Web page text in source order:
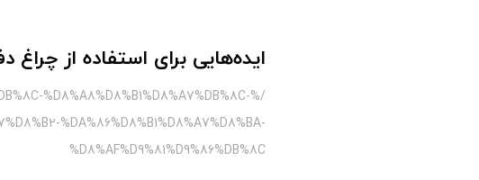
ایده‌هایی برای استفاده از چراغ
%D8%A8%D8%B1%D8%A7%DB%8C-
%DA%86%D8%B1%D8%A7%D8%BA-
%D8%AF%D9%81%D9%86%DB%8C